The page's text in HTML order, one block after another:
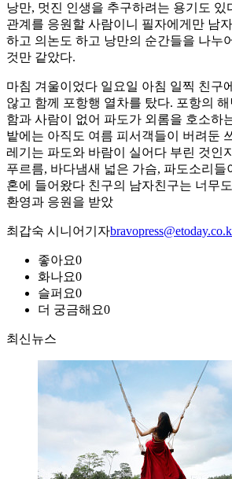
낭만, 멋진 인생을 추구하려는 용기도 있
관계를 응원할 사람이니 필자에게만 남
하고 의논도 하고 낭만의 순간들을 나누
것만 같았다.
마침 겨울이었다 일요일 아침 일찍 친구
않고 함께 포항행 열차를 탔다. 포항의
함과 사람이 없어 파도가 외롬을 호소하
밭에는 아직도 여름 피서객들이 버려둔
레기는 파도와 바람이 실어다 부린 것인
푸르름, 바다냄새 넓은 가슴, 파도소리들
혼에 들어왔다 친구의 남자친구는 너무
환영과 응원을 받았
최갑숙 시니어기자
좋아요0
화나요0
슬퍼요0
더 궁금해요0
최신뉴스